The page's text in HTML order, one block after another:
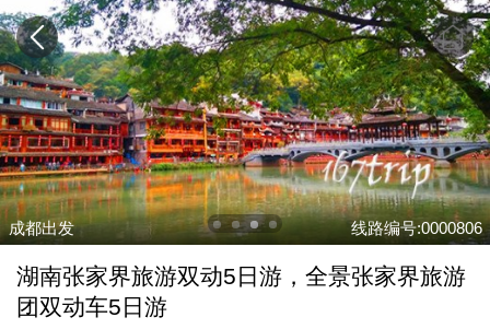
成都出发 线路编号:0000806
湖南张家界旅游双动5日游，全景张家界旅游
团双动车5日游